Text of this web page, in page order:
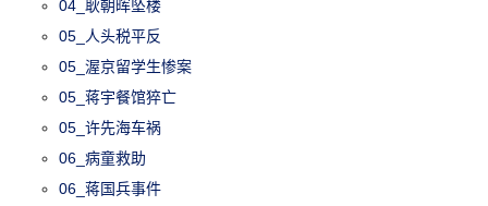
04_耿朝晖坠楼
05_人头税平反
05_渥京留学生惨案
05_蒋宇餐馆猝亡
05_许先海车祸
06_病童救助
06_蒋国兵事件